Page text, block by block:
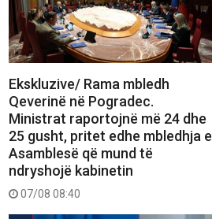
Ekskluzive/ Rama mbledh
Qeverinë në Pogradec.
Ministrat raportojnë më 24 dhe
25 gusht, pritet edhe mbledhja e
Asamblesë që mund të
ndryshojë kabinetin
07/08 08:40